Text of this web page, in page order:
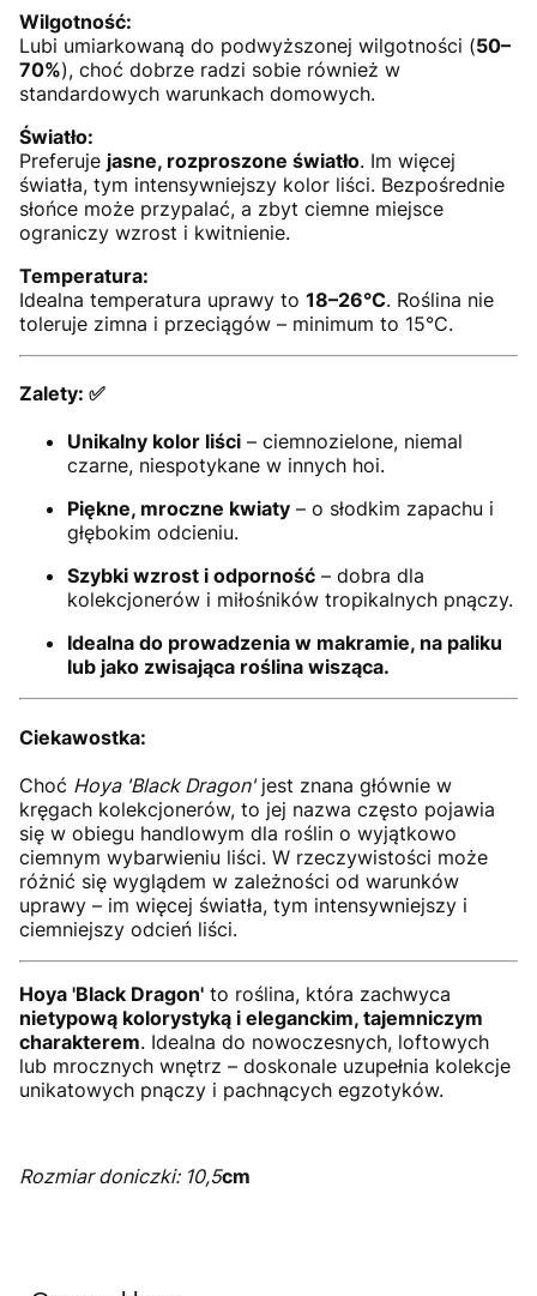
Wilgotność:
Lubi umiarkowaną do podwyższonej wilgotności (50–
70%), choć dobrze radzi sobie również w
standardowych warunkach domowych.
Światło:
Preferuje jasne, rozproszone światło. Im więcej
światła, tym intensywniejszy kolor liści. Bezpośrednie
słońce może przypalać, a zbyt ciemne miejsce
ograniczy wzrost i kwitnienie.
Temperatura:
Idealna temperatura uprawy to 18–26°C. Roślina nie
toleruje zimna i przeciągów – minimum to 15°C.
Zalety: ✅
Unikalny kolor liści – ciemnozielone, niemal
czarne, niespotykane w innych hoi.
Piękne, mroczne kwiaty – o słodkim zapachu i
głębokim odcieniu.
Szybki wzrost i odporność – dobra dla
kolekcjonerów i miłośników tropikalnych pnączy.
Idealna do prowadzenia w makramie, na paliku
lub jako zwisająca roślina wisząca.
Ciekawostka:
Choć Hoya 'Black Dragon'jest znana głównie w
kręgach kolekcjonerów, to jej nazwa często pojawia
się w obiegu handlowym dla roślin o wyjątkowo
ciemnym wybarwieniu liści. W rzeczywistości może
różnić się wyglądem w zależności od warunków
uprawy – im więcej światła, tym intensywniejszy i
ciemniejszy odcień liści.
Hoya 'Black Dragon' to roślina, która zachwyca
nietypową kolorystyką i eleganckim, tajemniczym
charakterem. Idealna do nowoczesnych, loftowych
lub mrocznych wnętrz – doskonale uzupełnia kolekcje
unikatowych pnączy i pachnących egzotyków.
Rozmiar doniczki: 10,5cm